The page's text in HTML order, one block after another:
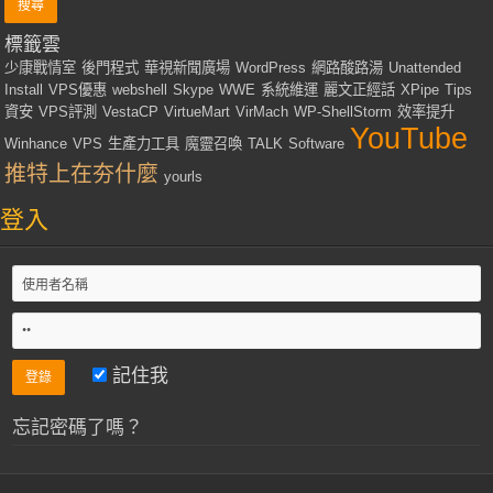
標籤雲
少康戰情室 後門程式 華視新聞廣場 WordPress 網路酸路湯 Unattended
Install
VPS優惠 webshell Skype WWE 系統維運 麗文正經話 XPipe Tips
資安 VPS評測 VestaCP VirtueMart VirMach WP-ShellStorm 效率提升
Winhance VPS 生產力工具 魔靈召喚 TALK Software YouTube
推特上在夯什麼 yourls
登入
記住我
忘記密碼了嗎？